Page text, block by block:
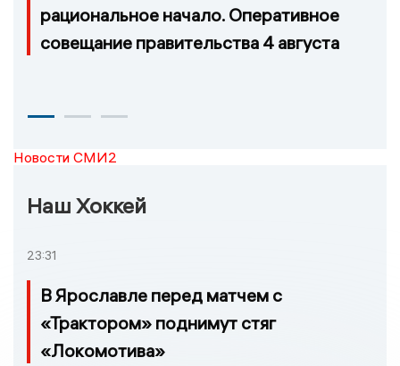
рациональное начало. Оперативное
совещание правительства 4 августа
Новости СМИ2
Наш Хоккей
23:31
В Ярославле перед матчем с
«Трактором» поднимут стяг
«Локомотива»